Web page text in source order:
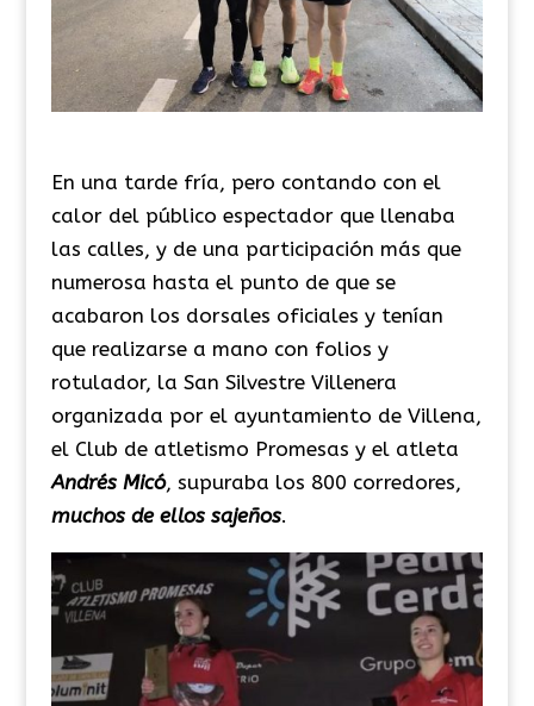
En una tarde fría, pero contando con el
calor del público espectador que llenaba
las calles, y de una participación más que
numerosa hasta el punto de que se
acabaron los dorsales oficiales y tenían
que realizarse a mano con folios y
rotulador, la San Silvestre Villenera
organizada por el ayuntamiento de Villena,
el Club de atletismo Promesas y el atleta
Andrés Micó, supuraba los 800 corredores,
muchos de ellos sajeños.